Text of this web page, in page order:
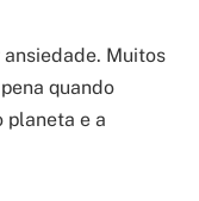
Muitos
quando
planeta e a